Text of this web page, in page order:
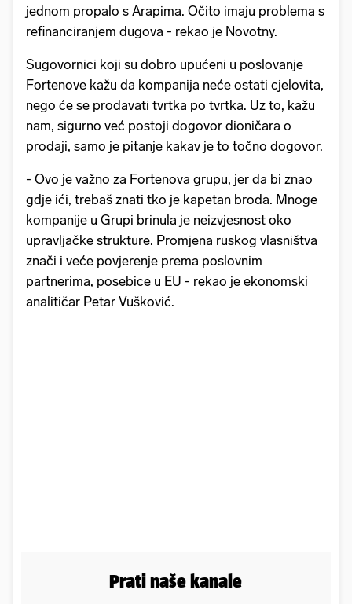
jednom propalo s Arapima. Očito imaju problema s
refinanciranjem dugova - rekao je Novotny.
Sugovornici koji su dobro upućeni u poslovanje
Fortenove kažu da kompanija neće ostati cjelovita,
nego će se prodavati tvrtka po tvrtka. Uz to, kažu
nam, sigurno već postoji dogovor dioničara o
prodaji, samo je pitanje kakav je to točno dogovor.
- Ovo je važno za Fortenova grupu, jer da bi znao
gdje ići, trebaš znati tko je kapetan broda. Mnoge
kompanije u Grupi brinula je neizvjesnost oko
upravljačke strukture. Promjena ruskog vlasništva
znači i veće povjerenje prema poslovnim
partnerima, posebice u EU - rekao je ekonomski
analitičar Petar Vušković.
Prati naše kanale